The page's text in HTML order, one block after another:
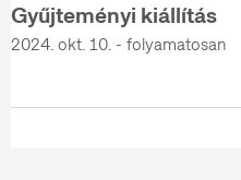
Gyűjteményi kiállítás
2024. okt. 10. - folyamatosan